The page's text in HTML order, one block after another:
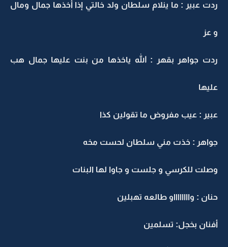
ردت عبير : ما ينلام سلطان ولد خالتي إذا أخذها جمال ومال
و عز
ردت جواهر بقهر : الله ياخذها من بنت عليها جمال هب
عليها
عبير : عيب مفروض ما تقولين كذا
جواهر : خذت مني سلطان لحست مخه
وصلت للكرسي و جلست و جاوا لها البنات
حنان : وااااااااو طالعه تهبلين
أفنان بخجل: تسلمين